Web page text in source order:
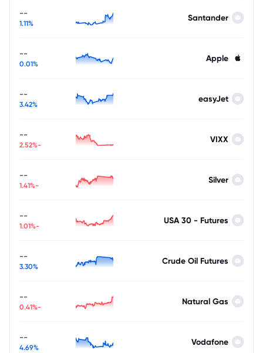
Santander
--
1.11%
Apple
--
0.01%
easyJet
--
3.42%
VIXX
--
-2.52%
Silver
--
-1.41%
USA 30 - Futures
--
-1.01%
Crude Oil Futures
--
3.30%
Natural Gas
--
-0.41%
Vodafone
--
4.69%